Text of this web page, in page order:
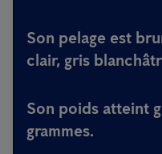
Son pelage est
clair, gris
Son poids atteint
grammes.